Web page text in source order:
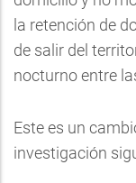
la retención de
de salir del
nocturno entre
Este es un
investigación